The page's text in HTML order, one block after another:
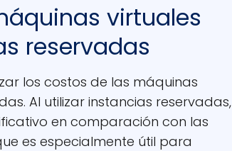
virtuales
reservadas
los costos de las máquinas
Al utilizar instancias reservadas,
en comparación con las
es especialmente útil para